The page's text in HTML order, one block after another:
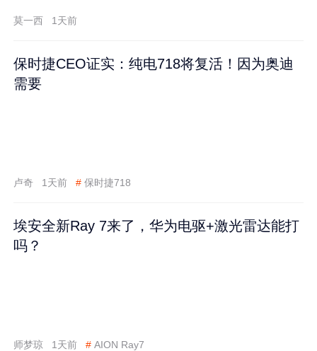
莫一西 1天前
保时捷CEO证实：纯电718将复活！因为奥迪
需要
卢奇 1天前 # 保时捷718
埃安全新Ray 7来了，华为电驱+激光雷达能打
吗？
师梦琼 1天前 # AION Ray7